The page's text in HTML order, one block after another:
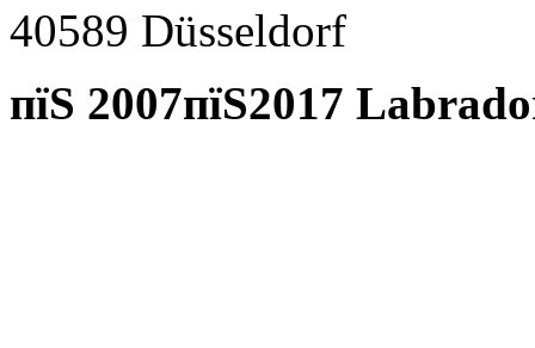
40589 Düsseldorf
пїЅ 2007пїЅ2017